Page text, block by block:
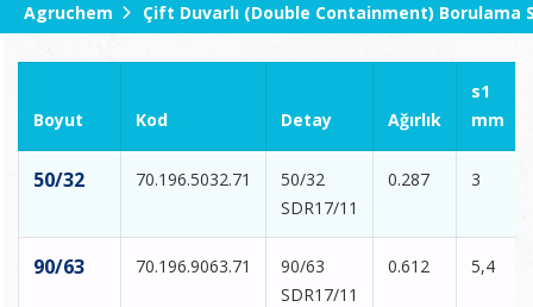
Agruchem Çift Duvarlı (Double Containment) Borulama
Boyut Kod Detay Ağırlık
s1
mm
50/32 70.196.5032.71
50/32
SDR17/11
0.287 3
90/63 70.196.9063.71
90/63
SDR17/11
0.612 5,4